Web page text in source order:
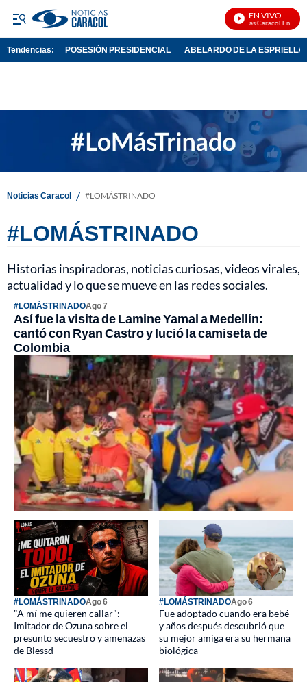
EN VIVO
Noticias Caracol En Vivo
Tendencias: POSESIÓN PRESIDENCIAL ABELARDO DE LA ESPRIELLA
Noticias Caracol / #LOMÁSTRINADO
#LOMÁSTRINADO
Historias inspiradoras, noticias curiosas, videos virales,
actualidad y lo que se mueve en las redes sociales.
#LOMÁSTRINADOAgo 7
Así fue la visita de Lamine Yamal a Medellín:
cantó con Ryan Castro y lució la camiseta de
Colombia
#LOMÁSTRINADOAgo 6
"A mí me quieren callar":
Imitador de Ozuna sobre el
presunto secuestro y amenazas
de Blessd
#LOMÁSTRINADOAgo 6
Fue adoptado cuando era bebé
y años después descubrió que
su mejor amiga era su hermana
biológica